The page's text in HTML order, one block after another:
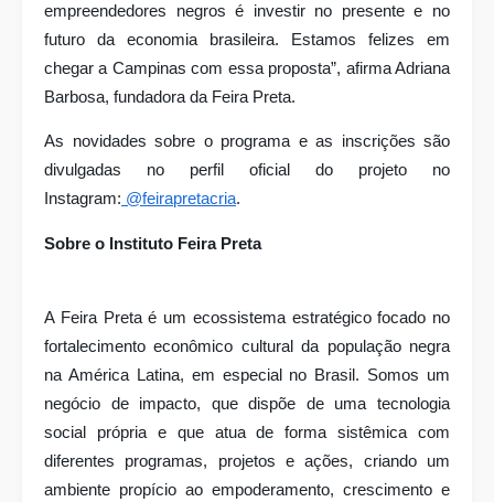
empreendedores negros é investir no presente e no
futuro da economia brasileira. Estamos felizes em
chegar a Campinas com essa proposta”, afirma Adriana
Barbosa, fundadora da Feira Preta.
As novidades sobre o programa e as inscrições são
divulgadas no perfil oficial do projeto no
Instagram: @feirapretacria.
Sobre o Instituto Feira Preta
A Feira Preta é um ecossistema estratégico focado no
fortalecimento econômico cultural da população negra
na América Latina, em especial no Brasil. Somos um
negócio de impacto, que dispõe de uma tecnologia
social própria e que atua de forma sistêmica com
diferentes programas, projetos e ações, criando um
ambiente propício ao empoderamento, crescimento e